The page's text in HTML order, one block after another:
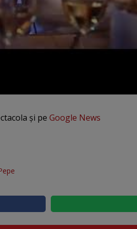
și pe Google News